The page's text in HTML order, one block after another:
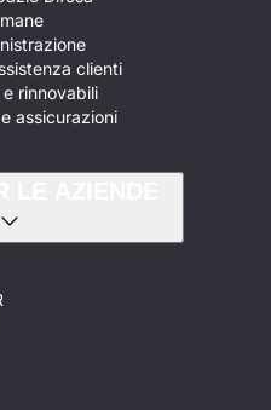
clienti
rinnovabili
assicurazioni